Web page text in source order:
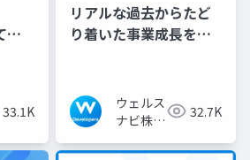
新
33.1K
リアルな過去からたど
り着いた事業成長を牽
ウェルス
ナビ株式
術広報チ
32.7K